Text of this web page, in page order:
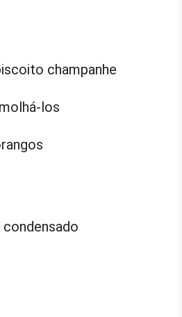
champanhe
los